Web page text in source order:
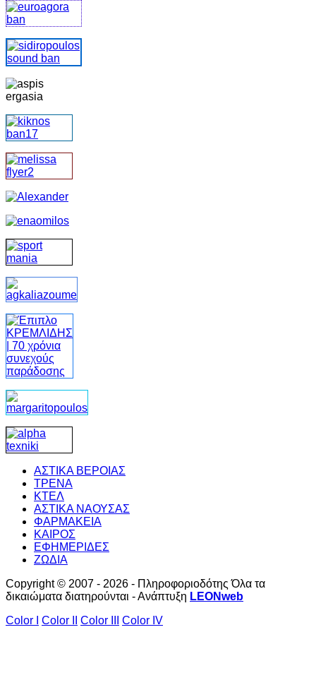
ΑΣΤΙΚΑ ΒΕΡΟΙΑΣ
ΤΡΕΝΑ
ΚΤΕΛ
ΑΣΤΙΚΑ ΝΑΟΥΣΑΣ
ΦΑΡΜΑΚΕΙΑ
ΚΑΙΡΟΣ
ΕΦΗΜΕΡΙΔΕΣ
ΖΩΔΙΑ
Copyright © 2007 - 2026 - Πληροφοριοδότης Όλα τα
δικαιώματα διατηρούνται - Ανάπτυξη LEONweb
Color I
Color II Color III Color IV